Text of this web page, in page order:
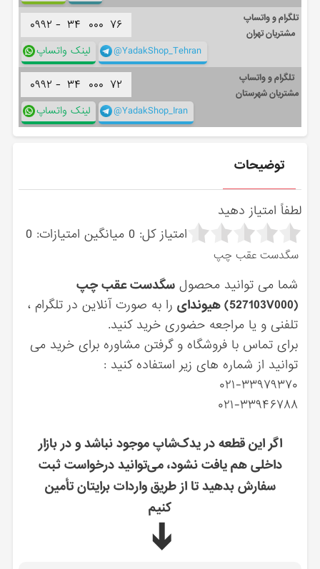
تلگرام و واتساپ
مشتریان تهران
۰۹۹۲ - ۳۴ ۰۰۰ ۷۶
لینک واتساپ @YadakShop_Tehran
تلگرام و واتساپ
مشتریان شهرستان
۰۹۹۲ - ۳۴ ۰۰۰ ۷۲
لینک واتساپ @YadakShop_Iran
توضیحات
لطفاً امتیاز دهید
امتیاز کل: 0 میانگین امتیازات: 0
سگدست عقب چپ
شما می توانید محصولسگدست عقب چپ
(527103V000) هیوندای
را به صورت آنلاین در تلگرام ،
تلفنی و یا مراجعه حضوری خرید کنید.
برای تماس با فروشگاه و گرفتن مشاوره برای خرید می
توانید از شماره های زیر استفاده کنید :
۰۲۱-۳۳۹۷۹۳۷۰
۰۲۱-۳۳۹۴۶۷۸۸
اگر این قطعه در یدک‌شاپ موجود نباشد و در بازار
داخلی هم یافت نشود، می‌توانید درخواست ثبت
سفارش بدهید تا از طریق واردات برایتان تأمین
کنیم
➔